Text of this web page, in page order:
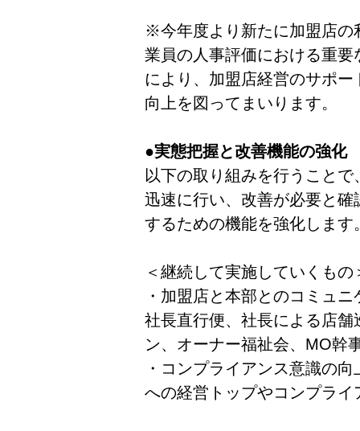
※今年度より新たに加盟店の
業員の人事評価における重
により、加盟店経営のサポ
向上を図ってまいります。
●実態把握と改善機能の強化
以下の取り組みを行うこと
迅速に行い、改善が必要と
するための機能を強化します
＜継続して実施していくもの
・加盟店と本部とのコミュ
社長直行便、社長による店
ン、オーナー福祉会、MO幹
・コンプライアンス意識の
への経営トップやコンプラ